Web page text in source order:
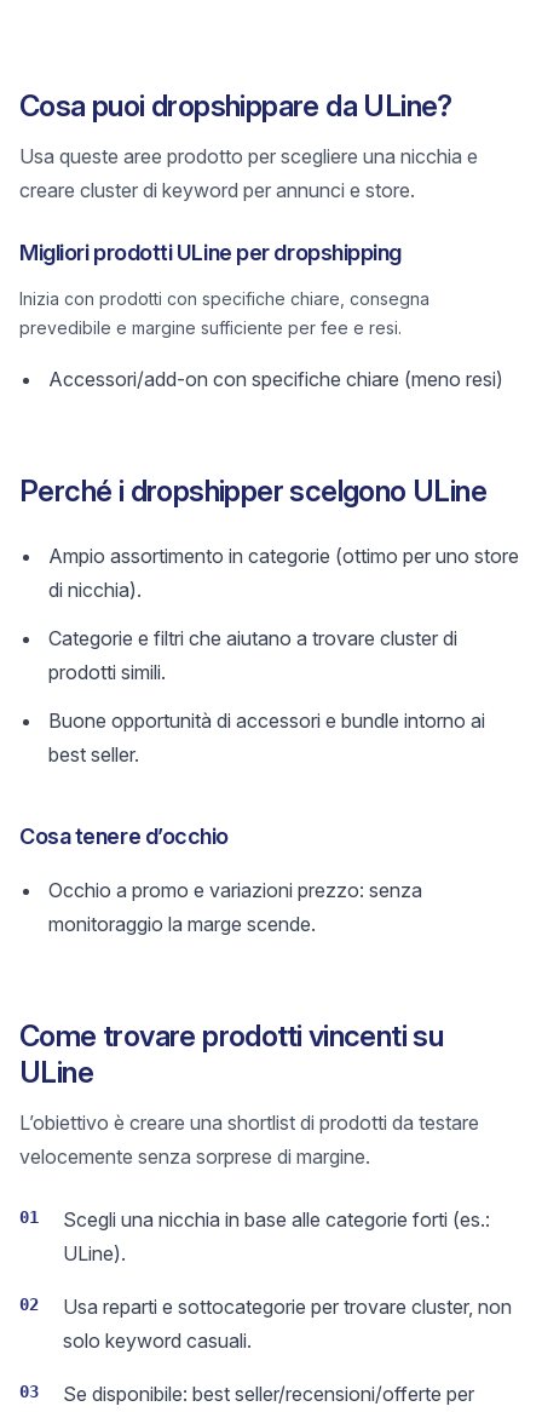
Cosa puoi dropshippare da ULine?
Usa queste aree prodotto per scegliere una nicchia e
creare cluster di keyword per annunci e store.
Migliori prodotti ULine per dropshipping
Inizia con prodotti con specifiche chiare, consegna
prevedibile e margine sufficiente per fee e resi.
Accessori/add-on con specifiche chiare (meno resi)
Perché i dropshipper scelgono ULine
Ampio assortimento in categorie (ottimo per uno store
di nicchia).
Categorie e filtri che aiutano a trovare cluster di
prodotti simili.
Buone opportunità di accessori e bundle intorno ai
best seller.
Cosa tenere d’occhio
Occhio a promo e variazioni prezzo: senza
monitoraggio la marge scende.
Come trovare prodotti vincenti su
ULine
L’obiettivo è creare una shortlist di prodotti da testare
velocemente senza sorprese di margine.
01
Scegli una nicchia in base alle categorie forti (es.:
ULine).
02
Usa reparti e sottocategorie per trovare cluster, non
solo keyword casuali.
03
Se disponibile: best seller/recensioni/offerte per